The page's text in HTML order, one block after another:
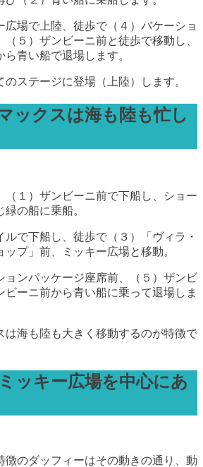
広場で上陸、徒歩で（４）バケーショ
５）ザンビーニ前と徒歩で移動し、
青い船で退場します。
のステージに登場（上陸）します。
ックスは海も陸も忙し
（１）ザンビーニ前で下船し、ショー
の船に乗船。
で下船し、徒歩で（３）「ヴィラ・
ップ」前、ミッキー広場と移動。
ョンパッケージ座席前、（５）ザンビ
ビーニ前から青い船に乗って退場しま
は海も陸も大きく移動するのが特徴で
ッキー広場を中心にあ
徴のダッフィーはその動きの通り、動